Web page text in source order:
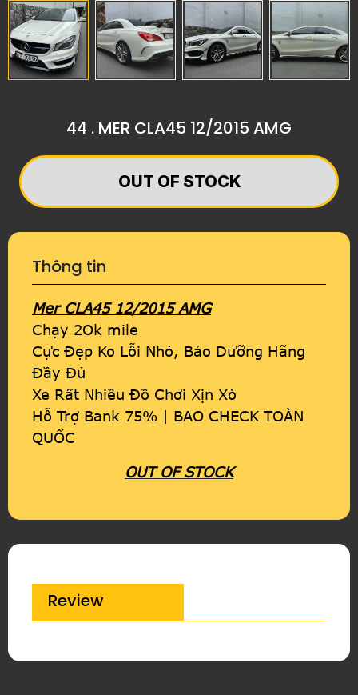
44 . MER CLA45 12/2015 AMG
OUT OF STOCK
Thông tin
Mer CLA45 12/2015 AMG
Chạy 2Ok mile
Cực Đẹp Ko Lỗi Nhỏ, Bảo Dưỡng Hãng
Đầy Đủ
Xe Rất Nhiều Đồ Chơi Xịn Xò
Hỗ Trợ Bank 75% | BAO CHECK TOÀN
QUỐC
OUT OF STOCK
Review